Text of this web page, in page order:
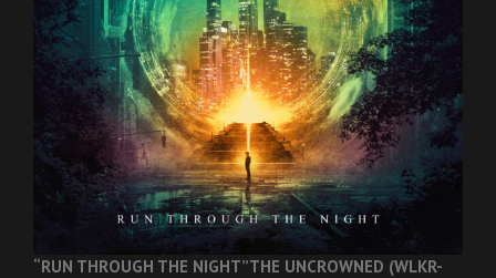
“RUN THROUGH THE NIGHT”THE UNCROWNED (WLKR-